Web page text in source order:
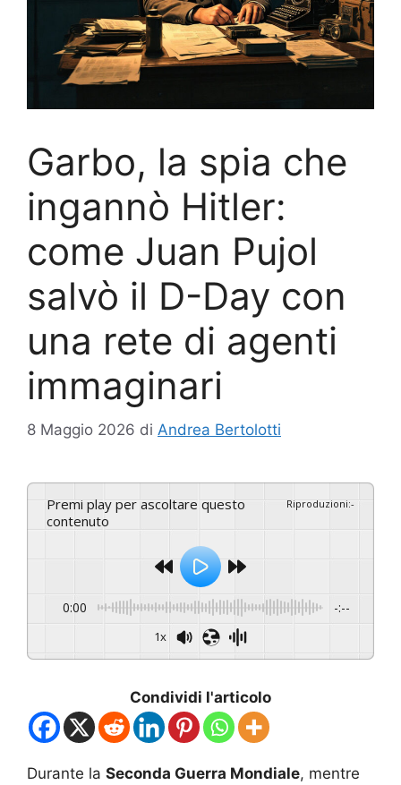
Garbo, la spia che
ingannò Hitler:
come Juan Pujol
salvò il D-Day con
una rete di agenti
immaginari
8 Maggio 2026 di Andrea Bertolotti
Premi play per ascoltare questo
contenuto
Riproduzioni:-
0:00 -:--
1x
Condividi l'articolo
Durante la Seconda Guerra Mondiale, mentre